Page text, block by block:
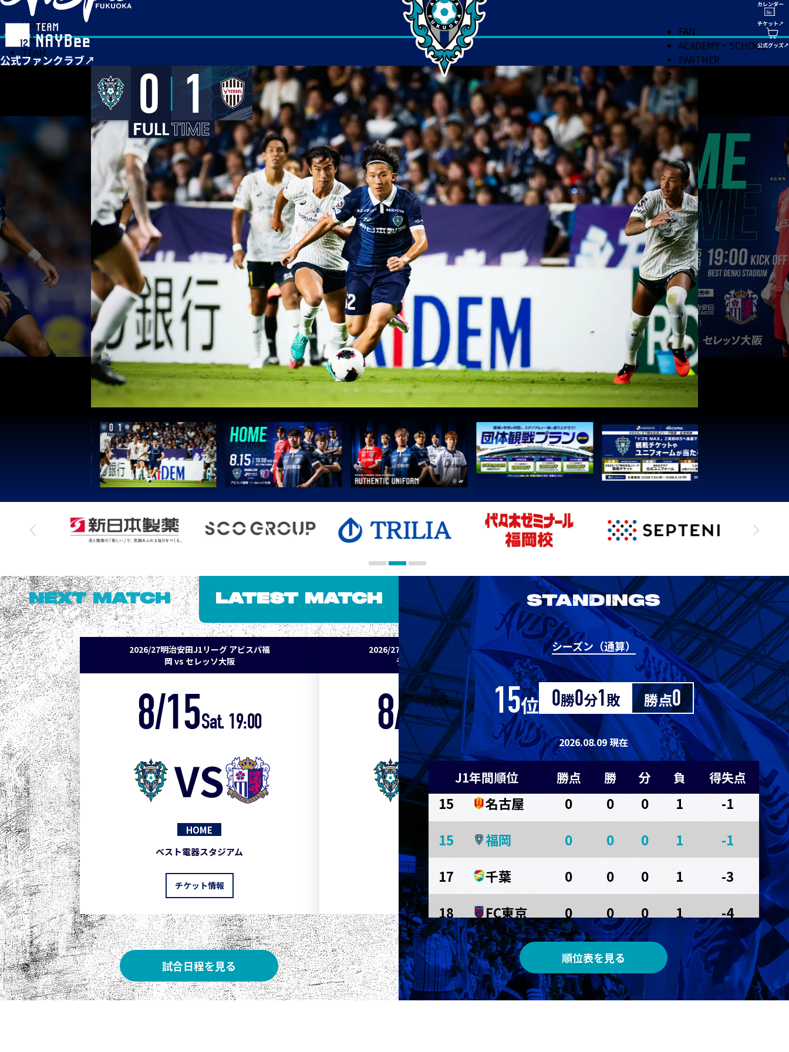
HOME
MATCH
TEAM
TICKET
FAN
ACADEMY・SCHOOL
PARTNER
NEXT MATCH LATEST MATCH
2026/27明治安田J1リーグ アビスパ福
岡 vs セレッソ大阪
8/15Sat. 19:00
VS
HOME
ベスト電器スタジアム
チケット情報
2026/27明治安田J1リーグ 鹿島アント
ラーズ vs アビスパ福岡
8/22Sat. 18:00
VS
メルカリスタジアム
2026/27明治安田J1リーグ 京都サンガ
F.C. vs アビスパ福岡
8/29Sat. 19:00
VS
試合日程を見る
STANDINGS
シーズン（通算）
15位 0勝0分1敗 勝点0
2026.08.09 現在
J1年間順位 勝点 勝 分 負 得失点
町田 0 0
4
2
広島 0 0
3
鹿島 3 0 0
3
Ｇ大阪 3 1 0 0
5
柏 3 1 0 0
5
Ｃ大阪 3 1 0 0
清水 3
神戸
東京Ｖ 1 1
0
9
川崎Ｆ 1 0 1 0
0
11
浦和 0 0 0 1
-1
11
横浜FM 0 0 0 1
-1
13
水戸 0 0 1
13
岡山 0 0 0 1
-1
15
名古屋 0 0 0 1
-1
15
福岡 0 0 0 1
-1
17
千葉 0 0 0 1
-3
18
FC東京 0 0 0 1
-4
京都
0 0
0
長崎
0 0 0 0 0
順位表を見る